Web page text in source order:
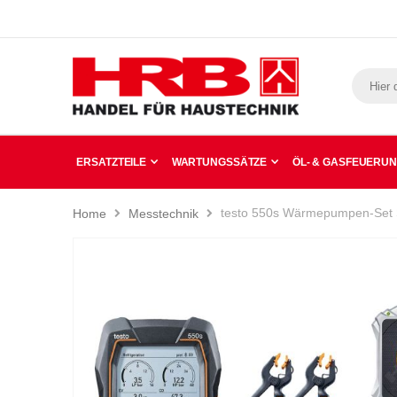
ERSATZTEILE WARTUNGSSÄTZE ÖL- &
Home Messtechnik testo 550s Wärmepumpen-
springen